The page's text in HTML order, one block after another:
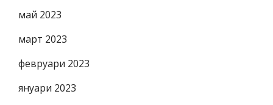
май 2023
март 2023
февруари 2023
януари 2023